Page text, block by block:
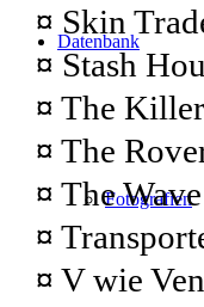
Datenbank
Fotografien
¤ Skin
¤ Stash
¤ The
¤ The
¤ The
¤
¤ V wie